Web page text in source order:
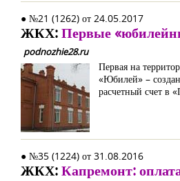
● №21 (1262) от 24.05.2017
ЖКХ:Первые
podnozhie28.ru
Первая на
«Юбилей» –
расчетный счет в
● №35 (1224) от 31.08.2016
ЖКХ:Капремонт: